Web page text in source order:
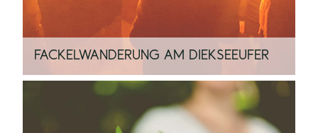
FACKELWANDERUNG AM DIEKSEEUFER